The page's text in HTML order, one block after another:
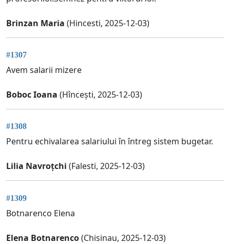
Brinzan Maria (Hincesti, 2025-12-03)
#1307
Avem salarii mizere
Boboc Ioana (Hîncești, 2025-12-03)
#1308
Pentru echivalarea salariului în întreg sistem bugetar.
Lilia Navroțchi (Falesti, 2025-12-03)
#1309
Botnarenco Elena
Elena Botnarenco(Chisinau, 2025-12-03)